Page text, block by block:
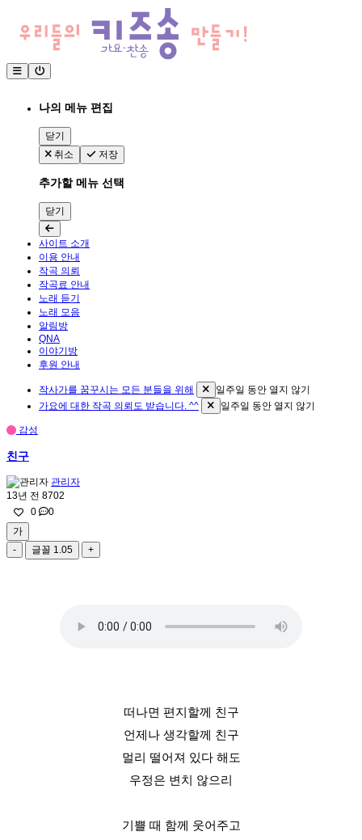
나의 메뉴 편집
닫기
취소
저장
추가할 메뉴 선택
닫기
사이트 소개
이용 안내
작곡 의뢰
작곡료 안내
노래 듣기
노래 모음
알림방
QNA
이야기방
후원 안내
작사가를 꿈꾸시는 모든 분들을 위해
일주일 동안 열지 않기
가요에 대한 작곡 의뢰도 받습니다. ^^
일주일 동안 열지 않기
감성
친구
관리자
13년 전 8702
0
0
가
-
글꼴 1.05 +
떠나면 편지할께 친구
언제나 생각할께 친구
멀리 떨어져 있다 해도
우정은 변치 않으리
기쁠 때 함께 웃어주고